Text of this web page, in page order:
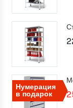
Нумерация
в подарок